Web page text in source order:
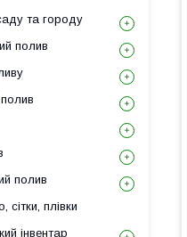
та городу
полив
полив
сітки, плівки
інвентар